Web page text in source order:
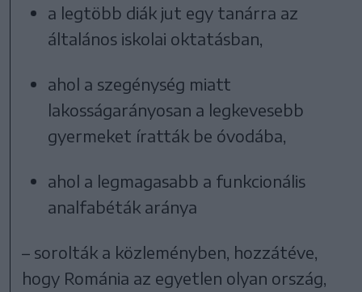
a legtöbb diák jut egy tanárra az
általános iskolai oktatásban,
ahol a szegénység miatt
lakosságarányosan a legkevesebb
gyermeket íratták be óvodába,
ahol a legmagasabb a funkcionális
analfabéták aránya
– sorolták a közleményben, hozzátéve,
hogy Románia az egyetlen olyan ország,